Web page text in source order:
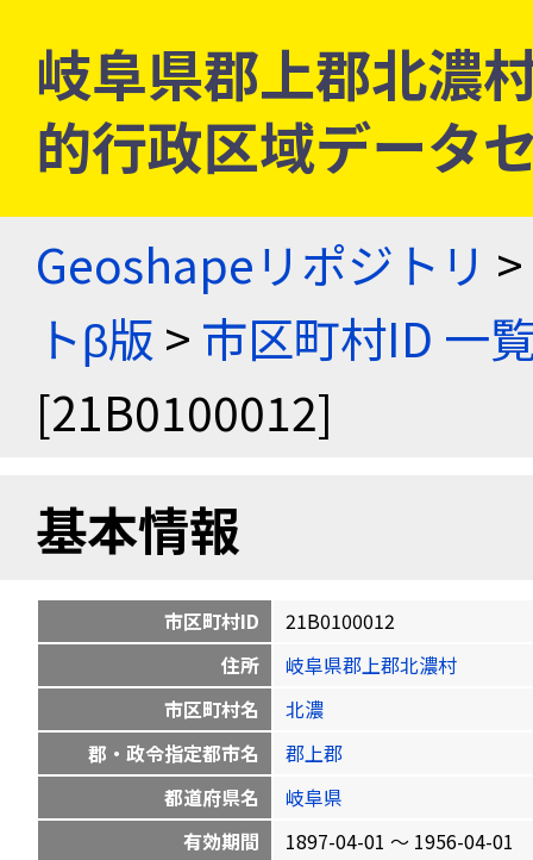
岐阜県郡上郡北濃
的行政区域データ
Geoshapeリポジトリ >
トβ版 > 市区町村ID 一
[21B0100012]
基本情報
市区町村ID
21B0100012
住所
岐阜県郡上郡北濃村
市区町村名
北濃
郡・政令指定都市名
郡上郡
都道府県名
岐阜県
有効期間
1897-04-01 〜 1956-04-01